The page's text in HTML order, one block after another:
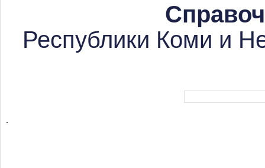
Республики Коми и